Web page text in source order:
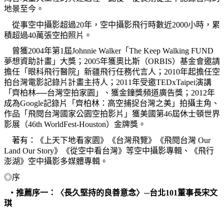
地景至今。
從事空中攝影超過20年，空中攝影飛行時數近2000小時，累
積超過40萬張空拍照片。
曾獲2004年第1 屆Johnnie Walker「 The Keep Walking FUND
夢想資助計畫」大獎； 2005年獲奧比斯（ORBIS）基金會邀請
擔任「眼科飛行醫院」新疆飛行任務代言人； 2010年起擔任空
拍台灣電影記錄片計畫主持人； 2011年受邀TEDxTaipei演講
「齊柏林──台灣空拍家園」、獲金鐘獎頻道廣告獎； 2012年
成為Google記錄片「齊柏林：高空捕捉台灣之美」拍攝主角、
作品「飛閱台灣國家公園空拍影片」獲美國第46屆休士頓世界
影展（46th WorldFest-Houston）金牌獎。
著有：《上天下地看家園》《台灣飛覽》《飛閱台灣 Our
Land Our Story》《從空中看台灣》等空中攝影專輯、《飛行
澎湖》空中攝影多媒體專輯。
◎序
‧ 推薦序一：〈長久堅持的良善意念〉─台北101董事長宋文
琪